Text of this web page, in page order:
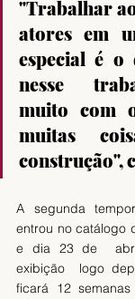
"Trabalhar
atores em
especial é o
nesse
muito com
muitas
construção",
A segunda
entrou no catálogo
e dia 23 de
exibição  logo
ficará 12